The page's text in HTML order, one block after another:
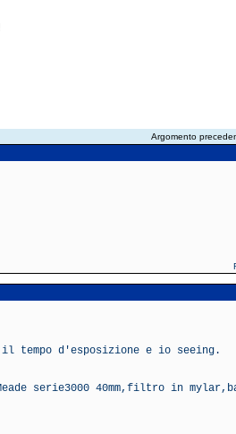
Argomento
tempo d'esposizione e io seeing.
serie3000 40mm,filtro in